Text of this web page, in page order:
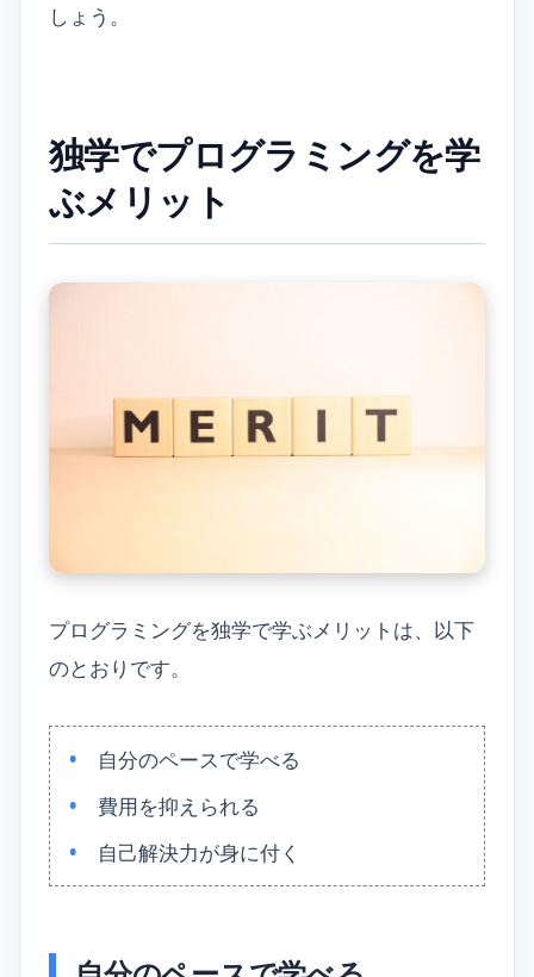
しょう。
独学でプログラミングを学
ぶメリット
プログラミングを独学で学ぶメリットは、以下
のとおりです。
自分のペースで学べる
費用を抑えられる
自己解決力が身に付く